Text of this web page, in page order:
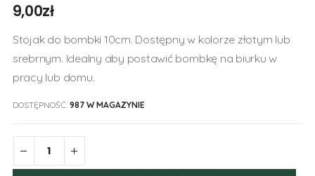
9,00zł
Stojak do bombki 10cm. Dostępny w kolorze złotym lub
srebrnym. Idealny aby postawić bombkę na biurku w
pracy lub domu.
DOSTĘPNOŚĆ: 987 W MAGAZYNIE